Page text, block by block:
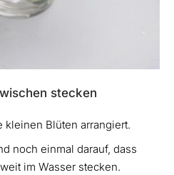
stecken
kleinen Blüten arrangiert.
noch einmal darauf, dass
im Wasser stecken.